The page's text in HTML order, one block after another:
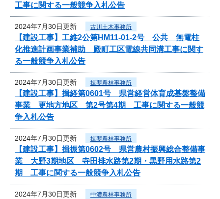
工事に関する一般競争入札公告
2024年7月30日更新 古川土木事務所
【建設工事】工維2公第HM11-01-2号 公共 無電柱
化推進計画事業補助 殿町工区電線共同溝工事に関す
る一般競争入札公告
2024年7月30日更新 揖斐農林事務所
【建設工事】揖経第0601号 県営経営体育成基盤整備
事業 更地方地区 第2号第4期 工事に関する一般競
争入札公告
2024年7月30日更新 揖斐農林事務所
【建設工事】揖振第0602号 県営農村振興総合整備事
業 大野3期地区 寺田排水路第2期・黒野用水路第2
期 工事に関する一般競争入札公告
2024年7月30日更新 中濃農林事務所